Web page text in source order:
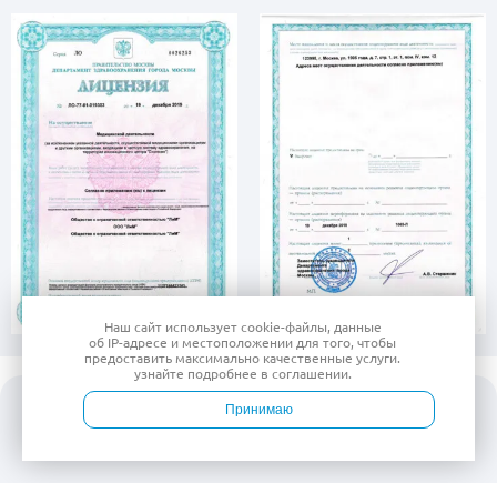
Наш сайт используетcookie-файлы, данные
об IP-адресе и местоположении для того, чтобы
предоставить максимально качественные услуги.
узнайте подробнее в соглашении.
Принимаю